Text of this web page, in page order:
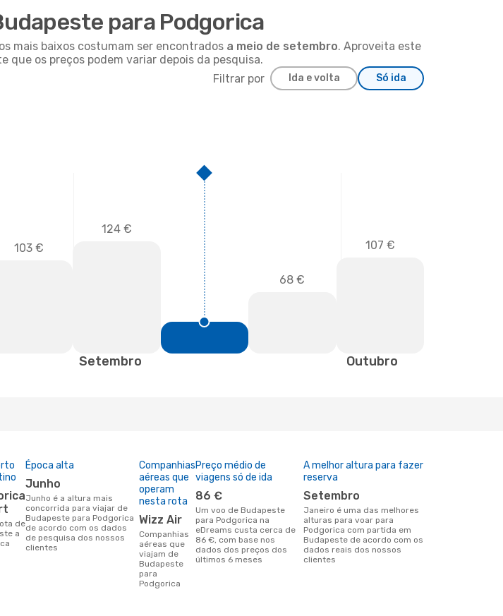
para Podgorica
mais baixos costumam ser encontrados a meio de setembro. Aproveita este
os preços podem variar depois da pesquisa.
Filtrar por
Ida e volta Só ida
103 €
124 €
68 €
107 €
Setembro Outubro
a
Época alta
junho
junho é a altura mais
concorrida para viajar de
Budapeste para Podgorica
de acordo com os dados
de pesquisa dos nossos
clientes
Companhias
aéreas que
operam
nesta rota
Wizz Air
Companhias
aéreas que
viajam de
Budapeste
para
Podgorica
Preço médio de
viagens só de ida
86 €
Um voo de Budapeste
para Podgorica na
eDreams custa cerca de
86 €, com base nos
dados dos preços dos
últimos 6 meses
A melhor altura para fazer
reserva
setembro
janeiro é uma das melhores
alturas para voar para
Podgorica com partida em
Budapeste de acordo com os
dados reais dos nossos
clientes